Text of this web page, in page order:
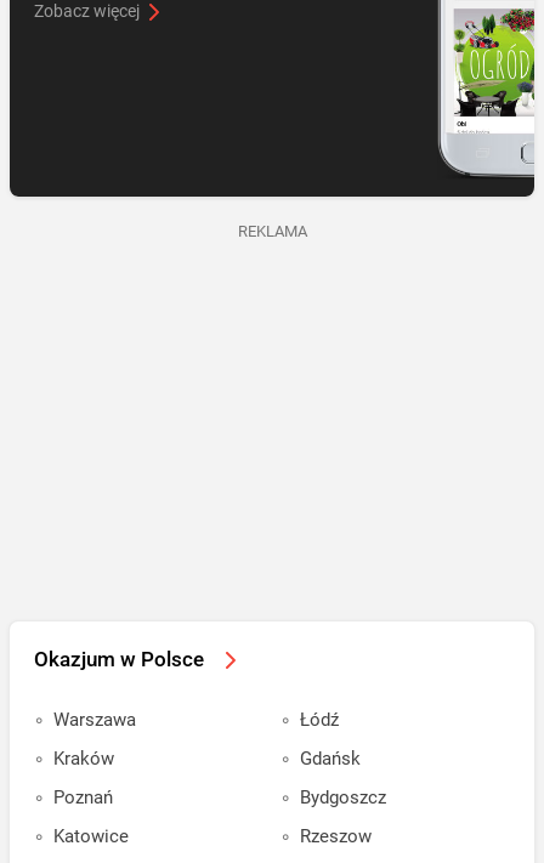
Zobacz więcej
REKLAMA
Okazjum w Polsce
Warszawa
Kraków
Poznań
Katowice
Łódź
Gdańsk
Bydgoszcz
Rzeszow